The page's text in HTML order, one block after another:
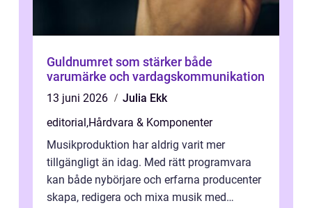
Guldnumret som stärker både
varumärke och vardagskommunikation
13 juni 2026
Julia Ekk
editorial ,Hårdvara & Komponenter
Musikproduktion har aldrig varit mer
tillgängligt än idag. Med rätt programvara
kan både nybörjare och erfarna producenter
skapa, redigera och mixa musik med